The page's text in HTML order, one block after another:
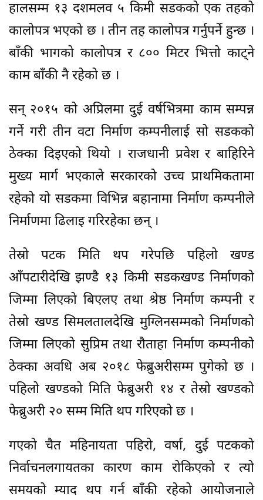
हालसम्म १३ दशमलव ५ किमी सडकको एक तहको
कालोपत्र भएको छ । तीन तह कालोपत्र गर्नुपर्ने हुन्छ ।
बाँकी भागको कालोपत्र र ८०० मिटर भित्तो काट्ने
काम बाँकी नै रहेको छ ।
सन् २०१५ को अप्रिलमा दुई वर्षभित्रमा काम सम्पन्न
गर्ने गरी तीन वटा निर्माण कम्पनीलाई सो सडकको
ठेक्का दिइएको थियो । राजधानी प्रवेश र बाहिरिने
मुख्य मार्ग भएकाले सरकारको उच्च प्राथमिकतामा
रहेको यो सडकमा विभिन्न बहानामा निर्माण कम्पनीले
निर्माणमा ढिलाइ गरिरहेका छन् ।
तेस्रो पटक मिति थप गरेपछि पहिलो खण्ड
आँपटारीदेखि झण्डै १३ किमी सडकखण्ड निर्माणको
जिम्मा लिएको बिएलए तथा श्रेष्ठ निर्माण कम्पनी र
तेस्रो खण्ड सिमलतालदेखि मुग्लिनसम्मको निर्माणको
जिम्मा लिएको सुप्रिम तथा रौताहा निर्माण कम्पनीको
ठेक्का अवधि अब २०१८ फेब्रुअरीसम्म पुगेको छ ।
पहिलो खण्डको मिति फेब्रुअरी १४ र तेस्रो खण्डको
फेब्रुअरी २० सम्म मिति थप गरिएको छ ।
गएको चैत महिनायता पहिरो, वर्षा, दुई पटकको
निर्वाचनलगायतका कारण काम रोकिएको र त्यो
समयको म्याद थप गर्न बाँकी रहेको आयोजनाले